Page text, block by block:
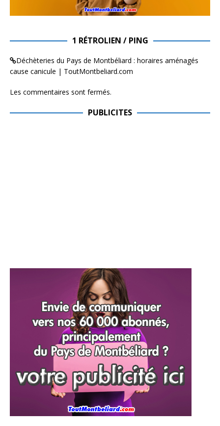
1 RÉTROLIEN / PING
Déchèteries du Pays de Montbéliard : horaires aménagés
cause canicule | ToutMontbeliard.com
Les commentaires sont fermés.
PUBLICITES